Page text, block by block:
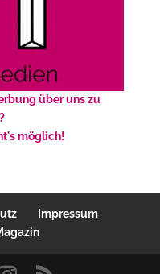
über uns zu
möglich!
Impressum